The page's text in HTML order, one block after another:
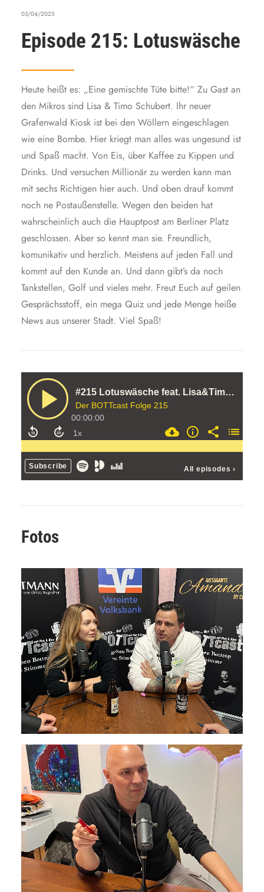
03/04/2025
Episode 215: Lotuswäsche
Heute heißt es: „Eine gemischte Tüte bitte!“ Zu Gast an
den Mikros sind Lisa & Timo Schubert. Ihr neuer
Grafenwald Kiosk ist bei den Wöllern eingeschlagen
wie eine Bombe. Hier kriegt man alles was ungesund ist
und Spaß macht. Von Eis, über Kaffee zu Kippen und
Drinks. Und versuchen Millionär zu werden kann man
mit sechs Richtigen hier auch. Und oben drauf kommt
noch ne Postaußenstelle. Wegen den beiden hat
wahrscheinlich auch die Hauptpost am Berliner Platz
geschlossen. Aber so kennt man sie. Freundlich,
komunikativ und herzlich. Meistens auf jeden Fall und
kommt auf den Kunde an. Und dann gibt’s da noch
Tankstellen, Golf und vieles mehr. Freut Euch auf geilen
Gesprächsstoff, ein mega Quiz und jede Menge heiße
News aus unserer Stadt. Viel Spaß!
Fotos